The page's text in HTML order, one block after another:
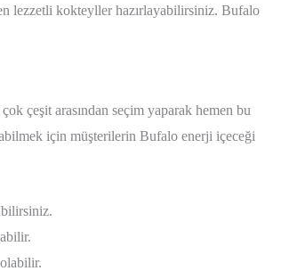
lezzetli kokteyller hazırlayabilirsiniz. Bufalo
çeşit arasından seçim yaparak hemen bu
için müşterilerin Bufalo enerji içeceği